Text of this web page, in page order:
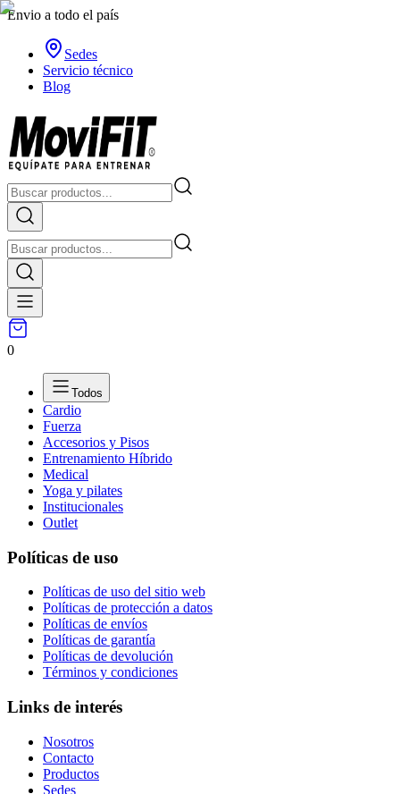
Envio a todo el país
Sedes
Servicio técnico
Blog
0
Todos
Cardio
Fuerza
Accesorios y Pisos
Entrenamiento Híbrido
Medical
Yoga y pilates
Institucionales
Outlet
Políticas de uso
Políticas de uso del sitio web
Políticas de protección a datos
Políticas de envíos
Políticas de garantía
Políticas de devolución
Términos y condiciones
Links de interés
Nosotros
Contacto
Productos
Sedes